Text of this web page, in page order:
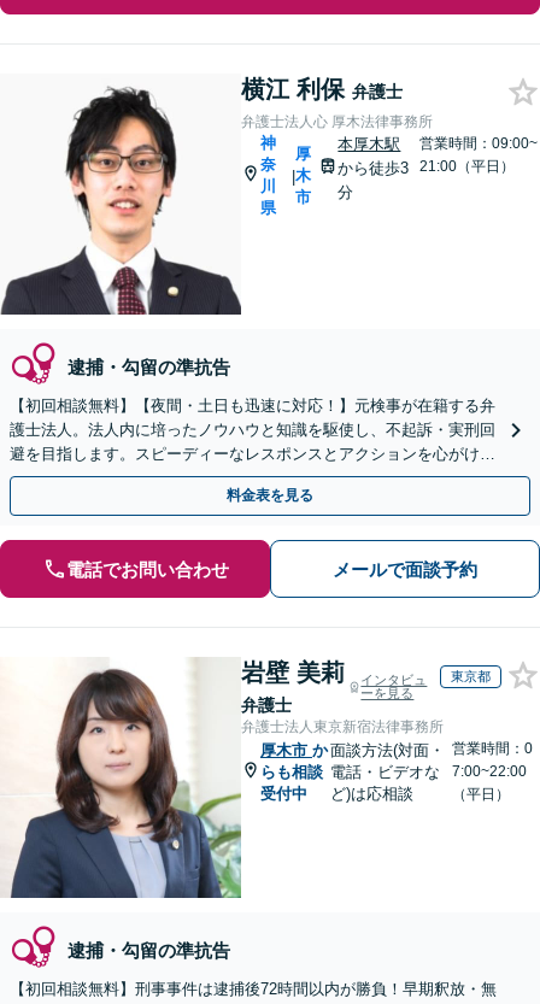
横江 利保 弁護士
弁護士法人心 厚木法律事務所
神
奈
川
県
|
厚
木
市
本厚木駅
から徒歩3
分
営業時間：09:00~
21:00（平日）
逮捕・勾留の準抗告
【初回相談無料】【夜間・土日も迅速に対応！】元検事が在籍する弁
護士法人。法人内に培ったノウハウと知識を駆使し、不起訴・実刑回
避を目指します。スピーディーなレスポンスとアクションを心がけ、
最善の解決を目指します【電話相談可】
料金表を見る
電話でお問い合わせ メールで面談予約
岩壁 美莉
弁護士
インタビュ
ーを見る
東京都
弁護士法人東京新宿法律事務所
厚木市 か
らも相談
受付中
面談方法(対面・
電話・ビデオな
ど)は応相談
営業時間：0
7:00~22:00
（平日）
逮捕・勾留の準抗告
【初回相談無料】刑事事件は逮捕後72時間以内が勝負！早期釈放・無